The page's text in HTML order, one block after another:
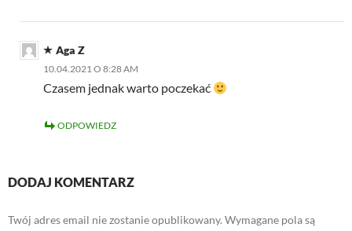
Aga Z
10.04.2021 O 8:28 AM
Czasem jednak warto poczekać
ODPOWIEDZ
DODAJ KOMENTARZ
Twój adres email nie zostanie opublikowany. Wymagane pola są